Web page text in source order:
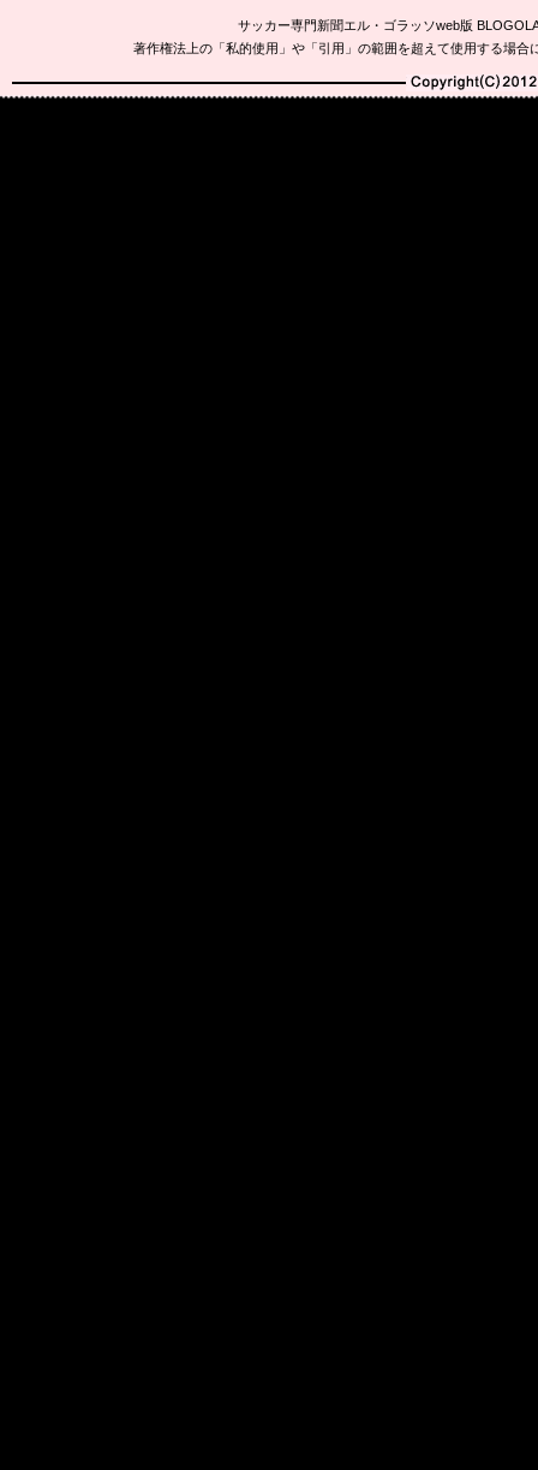
サッカー専門新聞エル・ゴラッソweb版
著作権法上の「私的使用」や「引用」の範囲を超えて使用する場
Copyright(C)2010-